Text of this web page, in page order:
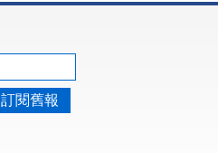
訂閱舊報